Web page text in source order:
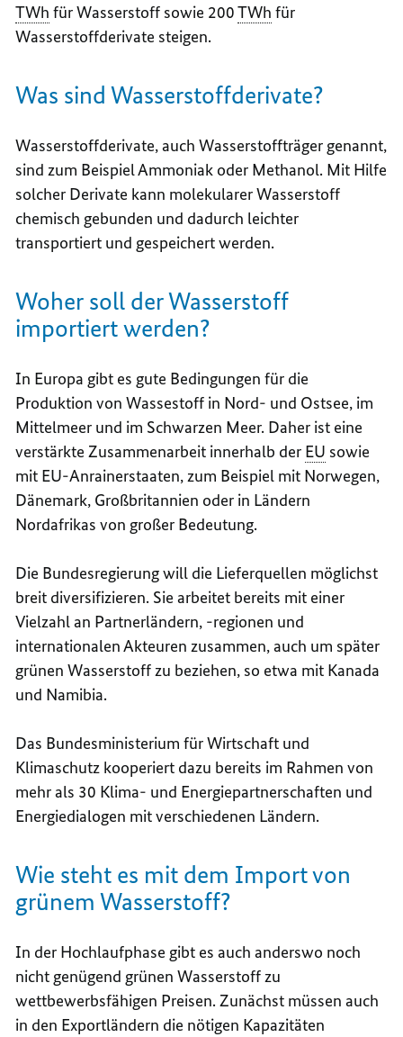
TWh für Wasserstoff sowie 200TWh für
Wasserstoffderivate steigen.
Was sind Wasserstoffderivate?
Wasserstoffderivate, auch Wasserstoffträger genannt,
sind zum Beispiel Ammoniak oder Methanol. Mit Hilfe
solcher Derivate kann molekularer Wasserstoff
chemisch gebunden und dadurch leichter
transportiert und gespeichert werden.
Woher soll der Wasserstoff
importiert werden?
In Europa gibt es gute Bedingungen für die
Produktion von Wassestoff in Nord- und Ostsee, im
Mittelmeer und im Schwarzen Meer. Daher ist eine
verstärkte Zusammenarbeit innerhalb der EU sowie
mit EU-Anrainerstaaten, zum Beispiel mit Norwegen,
Dänemark, Großbritannien oder in Ländern
Nordafrikas von großer Bedeutung.
Die Bundesregierung will die Lieferquellen möglichst
breit diversifizieren. Sie arbeitet bereits mit einer
Vielzahl an Partnerländern, -regionen und
internationalen Akteuren zusammen, auch um später
grünen Wasserstoff zu beziehen, so etwa mit Kanada
und Namibia.
Das Bundesministerium für Wirtschaft und
Klimaschutz kooperiert dazu bereits im Rahmen von
mehr als 30 Klima- und Energiepartnerschaften und
Energiedialogen mit verschiedenen Ländern.
Wie steht es mit dem Import von
grünem Wasserstoff?
In der Hochlaufphase gibt es auch anderswo noch
nicht genügend grünen Wasserstoff zu
wettbewerbsfähigen Preisen. Zunächst müssen auch
in den Exportländern die nötigen Kapazitäten